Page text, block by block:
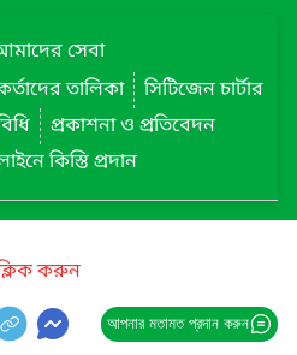
সেবা
তালিকা
সিটিজেন চার্টার
প্রকাশনা ও প্রতিবেদন
কিস্তি প্রদান
করুন
আপনার মতামত প্রদান করুন